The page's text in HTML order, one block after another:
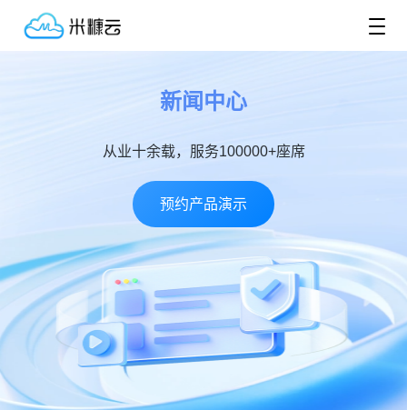
新闻中心
从业十余载，服务100000+座席
预约产品演示